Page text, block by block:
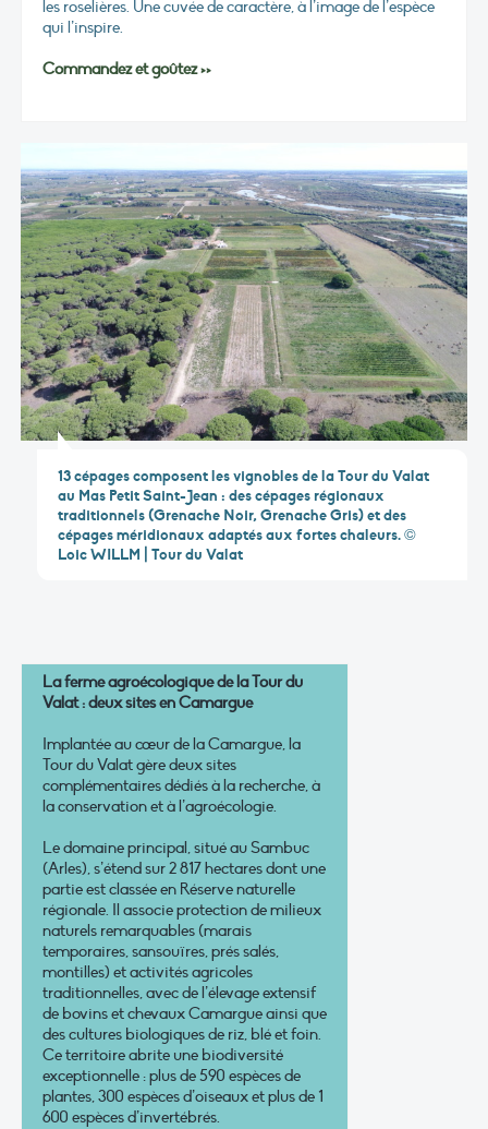
les roselières. Une cuvée de caractère, à l’image de l’espèce
qui l’inspire.
Commandez et goûtez >>
13 cépages composent les vignobles de la Tour du Valat
au Mas Petit Saint-Jean : des cépages régionaux
traditionnels (Grenache Noir, Grenache Gris) et des
cépages méridionaux adaptés aux fortes chaleurs. ©
Loic WILLM | Tour du Valat
La ferme agroécologique de la Tour du
Valat : deux sites en Camargue
Implantée au cœur de la Camargue, la
Tour du Valat gère deux sites
complémentaires dédiés à la recherche, à
la conservation et à l’agroécologie.
Le domaine principal, situé au Sambuc
(Arles), s’étend sur 2 817 hectares dont une
partie est classée en Réserve naturelle
régionale. Il associe protection de milieux
naturels remarquables (marais
temporaires, sansouïres, prés salés,
montilles) et activités agricoles
traditionnelles, avec de l’élevage extensif
de bovins et chevaux Camargue ainsi que
des cultures biologiques de riz, blé et foin.
Ce territoire abrite une biodiversité
exceptionnelle : plus de 590 espèces de
plantes, 300 espèces d’oiseaux et plus de 1
600 espèces d’invertébrés.